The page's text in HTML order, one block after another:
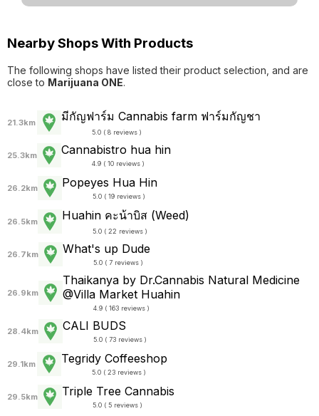
Nearby Shops With Products
The following shops have listed their product selection, and are
close to Marijuana ONE.
21.3km มีกัญฟาร์ม Cannabis farm ฟาร์มกัญชา
5.0 ( 8 reviews )
25.3km Cannabistro hua hin
4.9 ( 10 reviews )
26.2km Popeyes Hua Hin
5.0 ( 19 reviews )
26.5km Huahin คะน้าบิส (Weed)
5.0 ( 22 reviews )
26.7km What's up Dude
5.0 ( 7 reviews )
26.9km
Thaikanya by Dr.Cannabis Natural Medicine
@Villa Market Huahin
4.9 ( 163 reviews )
28.4km CALI BUDS
5.0 ( 73 reviews )
29.1km Tegridy Coffeeshop
5.0 ( 23 reviews )
29.5km Triple Tree Cannabis
5.0 ( 5 reviews )